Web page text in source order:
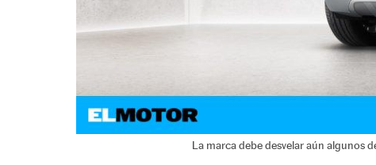
La marca debe desvelar aún algunos